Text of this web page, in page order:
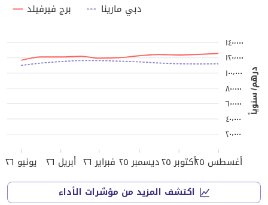
أغسطس ٢٥ أكتوبر ٢٥ ديسمبر ٢٥ فبراير ٢٦ أبريل ٢٦ يونيو ٢٦
درهم/ سنوياً
٢٠٬٠٠٠
٤٠٬٠٠٠
٦٠٬٠٠٠
٨٠٬٠٠٠
١٠٠٬٠٠٠
١٢٠٬٠٠٠
١٤٠٬٠٠٠
برج فيرفيلد دبي مارينا
اكتشف المزيد من مؤشرات الأداء